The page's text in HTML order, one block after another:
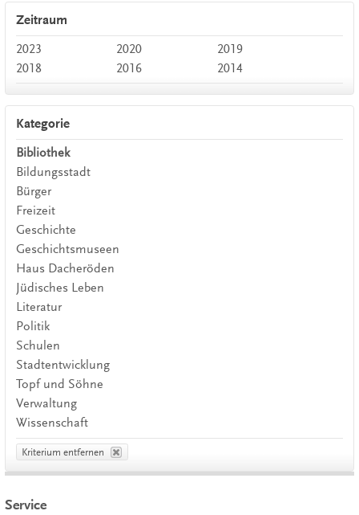
Zeitraum
2023 2020
2019
2018
2016 2014
Kategorie
Bibliothek
Bildungsstadt
Bürger
Freizeit
Geschichte
Geschichtsmuseen
Haus Dacheröden
Jüdisches Leben
Literatur
Politik
Schulen
Stadtentwicklung
Topf und Söhne
Verwaltung
Wissenschaft
Kriterium entfernen
Service